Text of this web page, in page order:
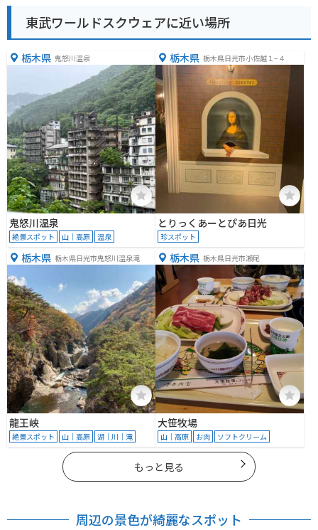
東武ワールドスクウェアに近い場所
栃木県 鬼怒川温泉
鬼怒川温泉
絶景スポット 山｜高原 温泉
栃木県 栃木県日光市小佐越１−４
とりっくあーとぴあ日光
珍スポット
栃木県 栃木県日光市鬼怒川温泉滝
龍王峡
絶景スポット 山｜高原 湖｜川｜滝
栃木県 栃木県日光市瀬尾
大笹牧場
山｜高原 お肉 ソフトクリーム
もっと見る
周辺の景色が綺麗なスポット